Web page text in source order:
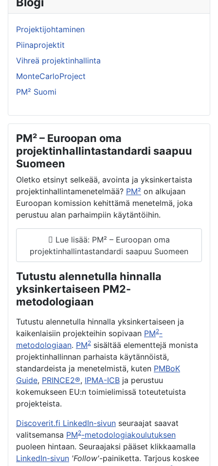
Projektijohtaminen
Piinaprojektit
Vihreä projektinhallinta
MonteCarloProject
PM² Suomi
PM² – Euroopan oma
projektinhallintastandardi saapuu
Suomeen
Oletko etsinyt selkeää, avointa ja yksinkertaista
projektinhallintamenetelmää? PM² on alkujaan
Euroopan komission kehittämä menetelmä, joka
perustuu alan parhaimpiin käytäntöihin.
Lue lisää: PM² – Euroopan oma
projektinhallintastandardi saapuu Suomeen
Tutustu alennetulla hinnalla
yksinkertaiseen PM2-
metodologiaan
Tutustu alennetulla hinnalla yksinkertaiseen ja
kaikenlaisiin projekteihin sopivaan PM2-
metodologiaan. PM2 sisältää elementtejä monista
projektinhallinnan parhaista käytännöistä,
standardeista ja menetelmistä, kuten PMBoK
Guide, PRINCE2®, IPMA-ICB ja perustuu
kokemukseen EU:n toimielimissä toteutetuista
projekteista.
Discoverit.fi LinkedIn-sivun seuraajat saavat
valitsemansa PM2-metodologiakoulutuksen
puoleen hintaan. Seuraajaksi pääset klikkaamalla
LinkedIn-sivun 'Follow'-painiketta. Tarjous koskee